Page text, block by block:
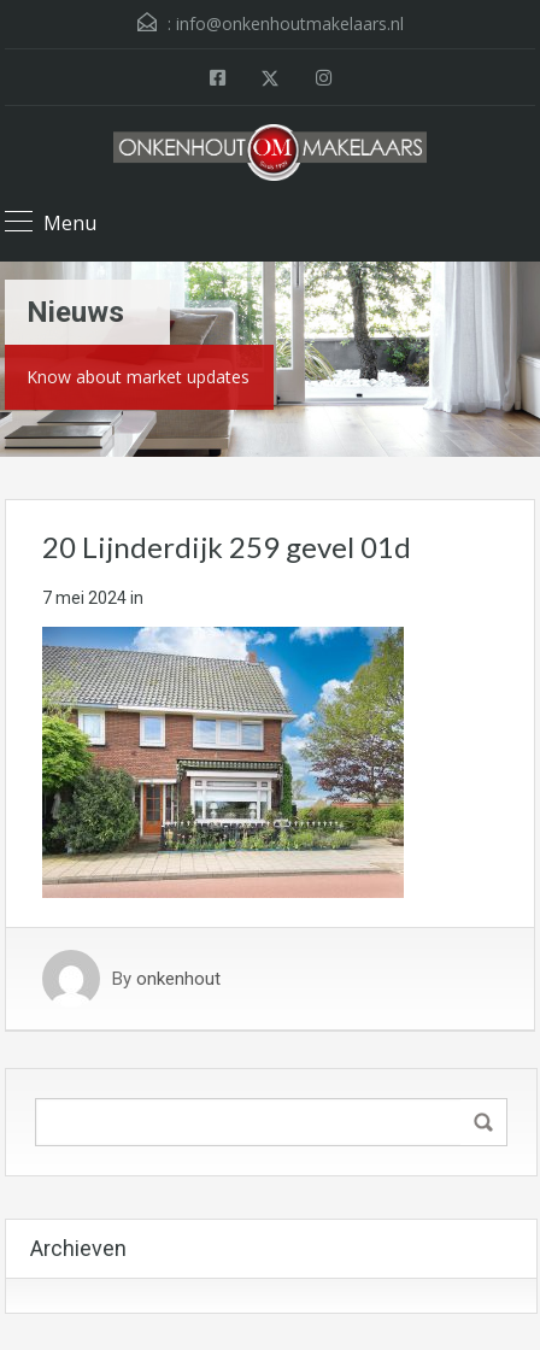
: info@onkenhoutmakelaars.nl
Menu
Nieuws
Know about market updates
20 Lijnderdijk 259 gevel 01d
7 mei 2024in
By onkenhout
Archieven